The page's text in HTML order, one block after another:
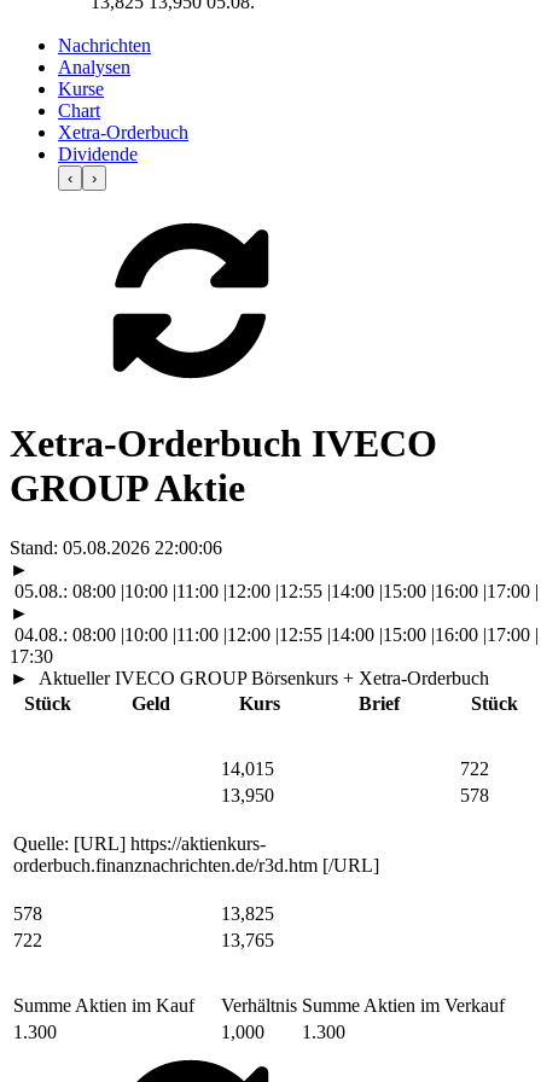
Nachrichten
Analysen
Kurse
Chart
Xetra-Orderbuch
Dividende
‹ ›
Xetra-Orderbuch IVECO
GROUP Aktie
Stand: 05.08.2026 22:00:06
►
05.08.: 08:00 |10:00 |11:00 |12:00 |12:55 |14:00 |15:00 |16:00 |17:00 |
►
04.08.: 08:00 |10:00 |11:00 |12:00 |12:55 |14:00 |15:00 |16:00 |17:00 |
17:30
►
Aktueller IVECO GROUP Börsenkurs + Xetra-Orderbuch
Stück
Geld Kurs Brief Stück
14,015
722
13,950
578
Quelle: [URL] https://aktienkurs-
orderbuch.finanznachrichten.de/r3d.htm [/URL]
578
13,825
722
13,765
Summe Aktien im Kauf Verhältnis Summe Aktien im Verkauf
1.300
1,000 1.300